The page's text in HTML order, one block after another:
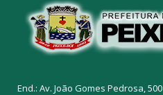
End.: Av. João Gomes Pedrosa, 500